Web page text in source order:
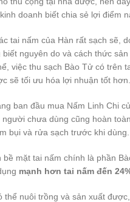
doanh biết chia sẻ lợi điểm
tai nấm của Hàn rất sạch sẽ,
nguyên do và cách thức
việc thu sạch Bào Tử có trên
sẽ tối ưu hóa lợi nhuận tốt hơn.
ban đầu mua Nấm Linh Chi
người chưa dùng cũng hoàn
bụi và rửa sạch trước khi dùng.
bề mặt tai nấm chính là phần
mạnh hơn tai nấm đến
thể nuôi trồng và sản xuất